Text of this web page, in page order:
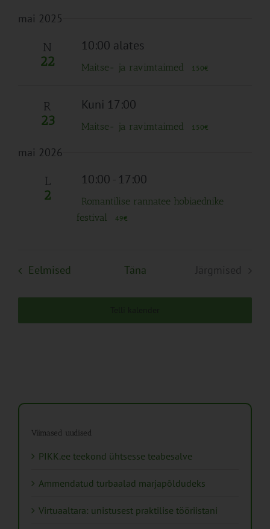
kuupäev.
mai 2025
N
22
10:00 alates
Maitse- ja ravimtaimed 150€
R
23
Kuni 17:00
Maitse- ja ravimtaimed 150€
mai 2026
L
2
10:00- 17:00
Romantilise rannatee hobiaednike
festival
49€
Eelmised SündmusedTäna
Järgmised
Viimased uudised
PIKK.ee teekond ühtsesse teabesalve
Ammendatud turbaalad marjapõldudeks
Virtuaaltara: unistusest praktilise tööriistani